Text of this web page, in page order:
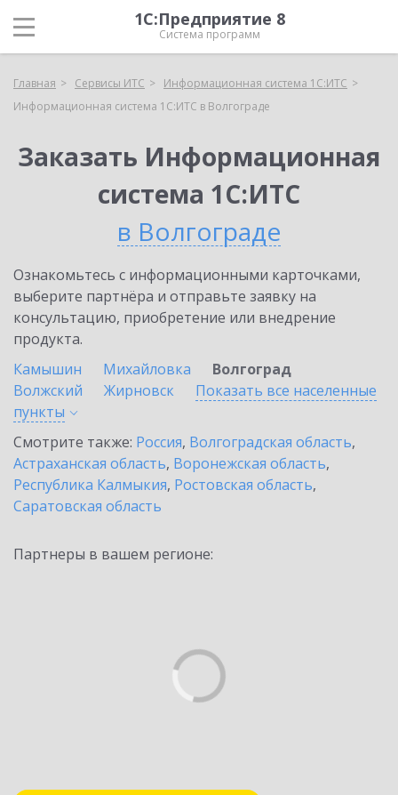
1С:Предприятие 8
Система программ
Главная Сервисы ИТС
Информационная система 1С:ИТС
Информационная система 1С:ИТС в Волгограде
Заказать Информационная
система 1С:ИТС
в Волгограде
Ознакомьтесь с информационными карточками,
выберите партнёра и отправьте заявку на
консультацию, приобретение или внедрение
продукта.
Камышин
Михайловка
Волгоград
Волжский
Жирновск
Показать все населенные
пункты
Смотрите также: Россия, Волгоградская область,
Астраханская область, Воронежская область,
Республика Калмыкия, Ростовская область,
Саратовская область
Партнеры в вашем регионе: